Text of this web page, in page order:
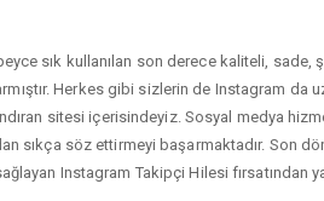
sık kullanılan son derece kaliteli, sade,
Herkes gibi sizlerin de
sitesi içerisindeyiz. Sosyal medya
sıkça söz ettirmeyi başarmaktadır. Son
Instagram Takipçi Hilesi